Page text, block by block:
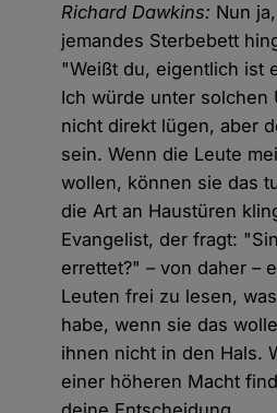
Richard Dawkins: Nun
jemandes Sterbebett
"Weißt du, eigentlich ist
Ich würde unter solchen
nicht direkt lügen, aber
sein. Wenn die Leute
wollen, können sie das
die Art an Haustüren
Evangelist, der fragt:
errettet?" – von daher –
Leuten frei zu lesen,
habe, wenn sie das
ihnen nicht in den Hals.
einer höheren Macht